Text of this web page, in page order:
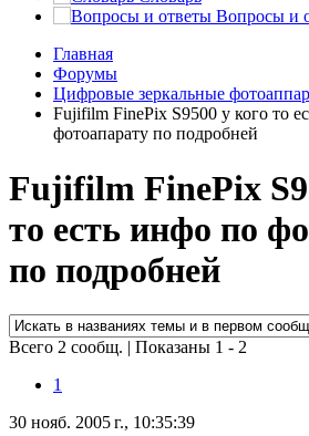
Вопросы и
Главная
Форумы
Цифровые зеркальные
Fujifilm FinePix S9500 у кого то
фотоапарату по подробней
Fujifilm FinePix
то есть инфо по
по подробней
Всего 2 сообщ. | Показаны 1 - 2
1
30 нояб. 2005 г., 10:35:39